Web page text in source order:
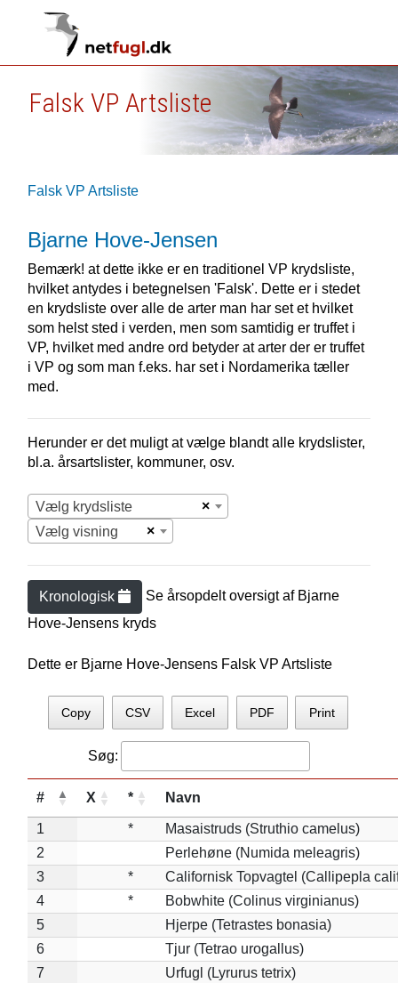
Falsk VP Artsliste
Falsk VP Artsliste
Bjarne Hove-Jensen
Bemærk! at dette ikke er en traditionel VP krydsliste,
hvilket antydes i betegnelsen 'Falsk'. Dette er i stedet
en krydsliste over alle de arter man har set et hvilket
som helst sted i verden, men som samtidig er truffet i
VP, hvilket med andre ord betyder at arter der er truffet
i VP og som man f.eks. har set i Nordamerika tæller
med.
Herunder er det muligt at vælge blandt alle krydslister,
bl.a. årsartslister, kommuner, osv.
×
Vælg krydsliste
×
Vælg visning
Kronologisk Se årsopdelt oversigt af Bjarne
Hove-Jensens kryds
Dette er Bjarne Hove-Jensens Falsk VP Artsliste
Copy CSV Excel PDF Print
Søg:
# X * Navn
1 *
Masaistruds (Struthio camelus)
2
Perlehøne (Numida meleagris)
3
*
Californisk Topvagtel (Callipepla
4
*
Bobwhite (Colinus virginianus)
5
Hjerpe (Tetrastes bonasia)
6
Tjur (Tetrao urogallus)
7
Urfugl (Lyrurus tetrix)